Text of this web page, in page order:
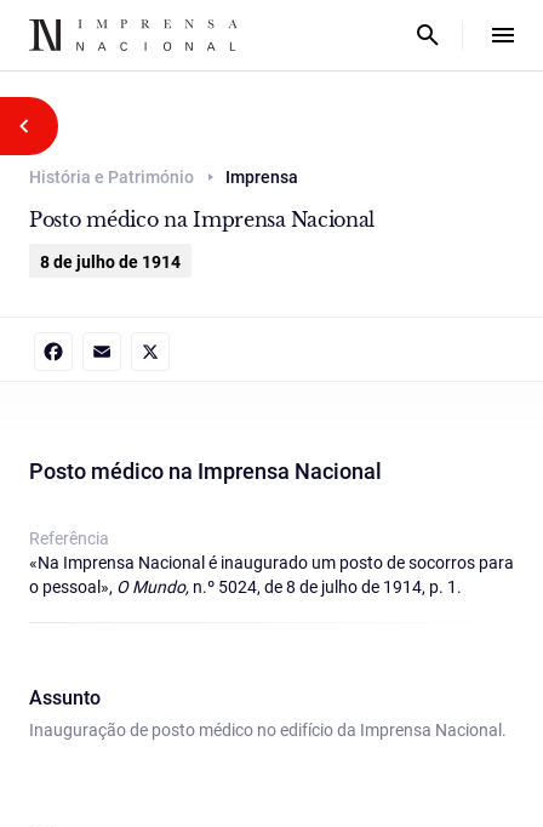
História e Património Imprensa
Posto médico na Imprensa Nacional
8 de julho de 1914
Posto médico na Imprensa Nacional
Referência
«Na Imprensa Nacional é inaugurado um posto de socorros para
o pessoal», O Mundo, n.º 5024, de 8 de julho de 1914, p. 1.
Assunto
Inauguração de posto médico no edifício da Imprensa Nacional.